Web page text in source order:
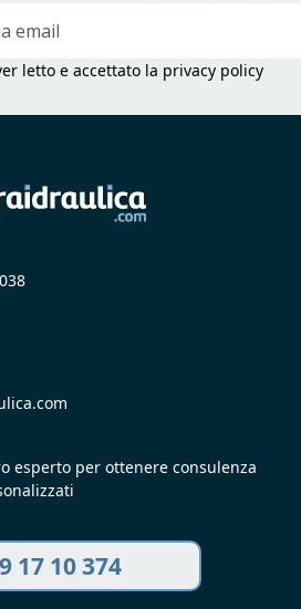
letto e accettato la privacy policy
esperto per ottenere consulenza
17 10 374